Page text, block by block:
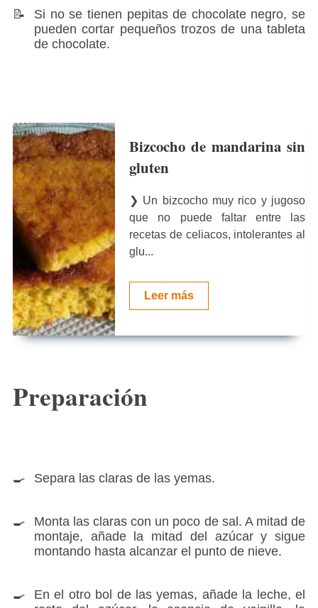
Si no se tienen pepitas de chocolate negro, se
pueden cortar pequeños trozos de una tableta
de chocolate.
Bizcocho de mandarina sin
gluten
❯ Un bizcocho muy rico y jugoso
que no puede faltar entre las
recetas de celiacos, intolerantes al
glu...
Leer más
Preparación
Separa las claras de las yemas.
Monta las claras con un poco de sal. A mitad de
montaje, añade la mitad del azúcar y sigue
montando hasta alcanzar el punto de nieve.
En el otro bol de las yemas, añade la leche, el